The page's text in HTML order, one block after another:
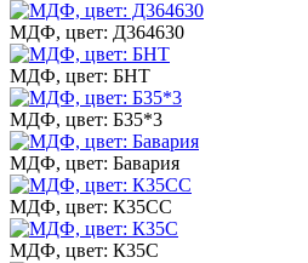
МДФ, цвет: Д364630
МДФ, цвет: БНТ
МДФ, цвет: Б35*3
МДФ, цвет: Бавария
МДФ, цвет: К35СС
МДФ, цвет: К35С